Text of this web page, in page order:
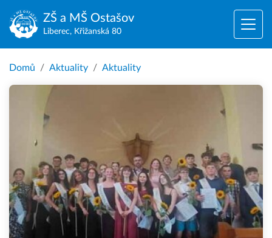
ZŠ a MŠ Ostašov
Liberec, Křižanská 80
Domů Aktuality Aktuality